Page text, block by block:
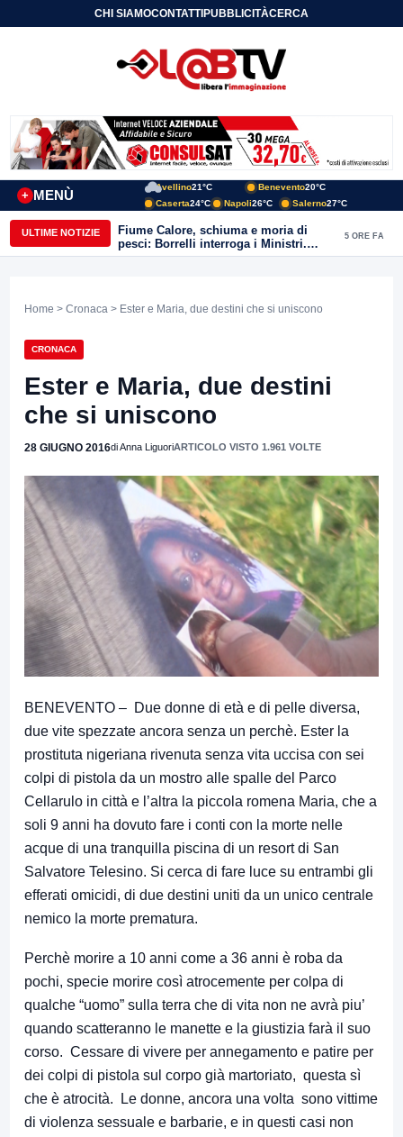
CHI SIAMOCONTATTIPUBBLICITÀCERCA
MENÙ
+
Avellino21°C Benevento20°C
Caserta24°C Napoli26°C Salerno27°C
ULTIME NOTIZIE
Fiume Calore, schiuma e moria di
pesci: Borrelli interroga i Ministri.
“Benevento paga l’assenza del
5 ORE FA
Home > Cronaca > Ester e Maria, due destini che si uniscono
CRONACA
Ester e Maria, due destini
che si uniscono
28 GIUGNO 2016di Anna LiguoriARTICOLO VISTO 1.961 VOLTE
BENEVENTO – Due donne di età e di pelle diversa,
due vite spezzate ancora senza un perchè. Ester la
prostituta nigeriana rivenuta senza vita uccisa con sei
colpi di pistola da un mostro alle spalle del Parco
Cellarulo in città e l’altra la piccola romena Maria, che a
soli 9 anni ha dovuto fare i conti con la morte nelle
acque di una tranquilla piscina di un resort di San
Salvatore Telesino. Si cerca di fare luce su entrambi gli
efferati omicidi, di due destini uniti da un unico centrale
nemico la morte prematura.
Perchè morire a 10 anni come a 36 anni è roba da
pochi, specie morire così atrocemente per colpa di
qualche “uomo” sulla terra che di vita non ne avrà piu’
quando scatteranno le manette e la giustizia farà il suo
corso. Cessare di vivere per annegamento e patire per
dei colpi di pistola sul corpo già martoriato, questa sì
che è atrocità. Le donne, ancora una volta sono vittime
di violenza sessuale e barbarie, e in questi casi non